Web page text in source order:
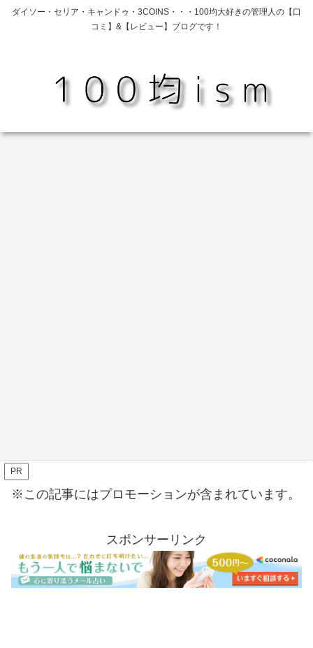
ダイソー・セリア・キャンドゥ・3COINS・・・100均大好きの管理人の【口
コミ】&【レビュー】ブログです！
PR
※この記事にはプロモーションが含まれています。
スポンサーリンク